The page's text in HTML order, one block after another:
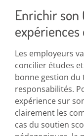
Enrichir son
Les employeurs
concilier études
bonne gestion du
responsabilités.
expérience sur
clairement les
cas du soutien